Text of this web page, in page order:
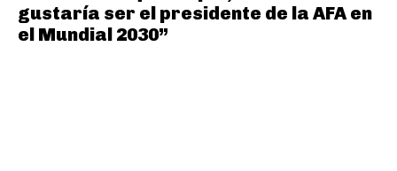
gustaría ser el presidente de la AFA en
el Mundial 2030”